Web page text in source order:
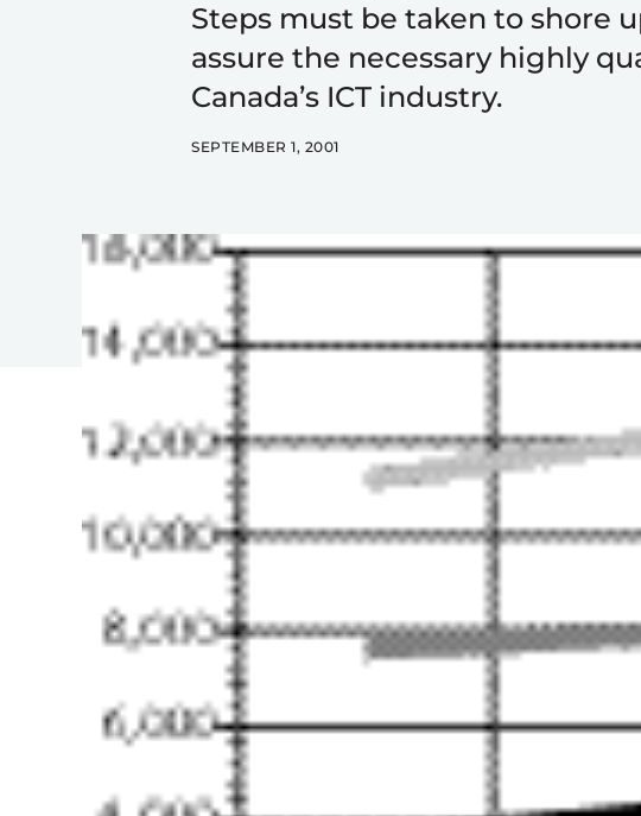
Steps must be taken to shore
assure the necessary highly
Canada’s ICT industry.
SEPTEMBER 1, 2001